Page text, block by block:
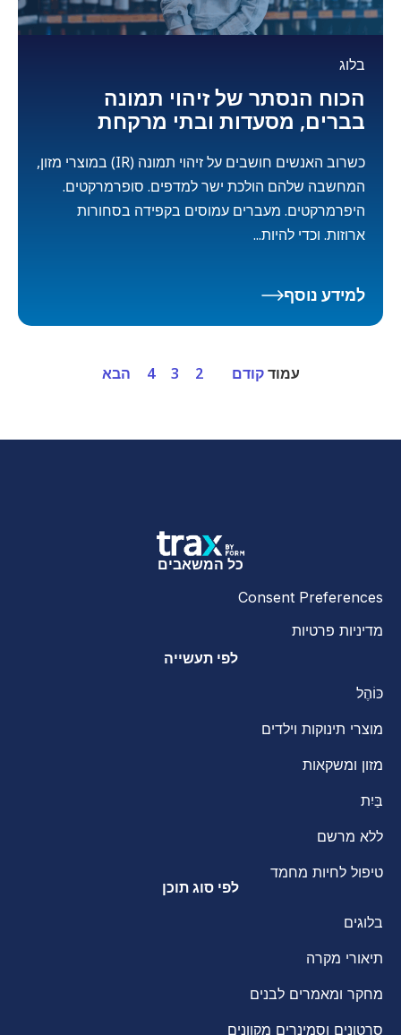
בלוג
הכוח הנסתר של זיהוי תמונה
בברים, מסעדות ובתי מרקחת
כשרוב האנשים חושבים על זיהוי תמונה (IR) במוצרי מזון,
המחשבה שלהם הולכת ישר למדפים. סופרמרקטים.
היפרמרקטים. מעברים עמוסים בקפידה בסחורות
ארוזות. וכדי להיות...
למידע נוסף
עמודקודם 2
3
4 הבא
כל המשאבים
Consent Preferences
מדיניות פרטיות
לפי תעשייה
כּוֹהֶל
מוצרי תינוקות וילדים
מזון ומשקאות
בַּיִת
ללא מרשם
טיפול לחיות מחמד
לפי סוג תוכן
בלוגים
תיאורי מקרה
מחקר ומאמרים לבנים
סרטונים וסמינרים מקוונים